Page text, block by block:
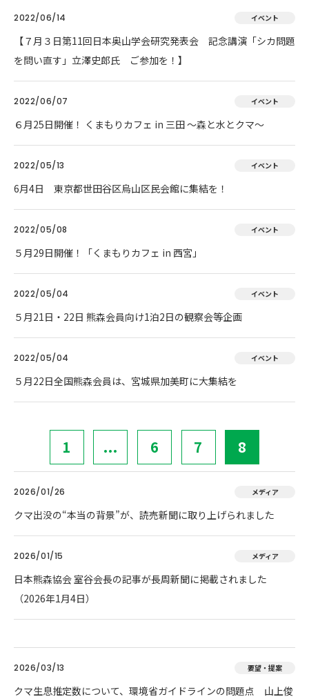
2022/06/14 イベント
【７月３日第11回日本奥山学会研究発表会 記念講演「シカ問題
を問い直す」立澤史郎氏 ご参加を！】
2022/06/07 イベント
６月25日開催！ くまもりカフェ in 三田 ～森と水とクマ～
2022/05/13 イベント
6月4日 東京都世田谷区烏山区民会館に集結を！
2022/05/08 イベント
５月29日開催！「くまもりカフェ in 西宮」
2022/05/04 イベント
５月21日・22日 熊森会員向け1泊2日の観察会等企画
2022/05/04 イベント
５月22日全国熊森会員は、宮城県加美町に大集結を
1 ... 6 7 8
2026/01/26 メディア
クマ出没の“本当の背景”が、読売新聞に取り上げられました
2026/01/15 メディア
日本熊森協会 室谷会長の記事が長周新聞に掲載されました
（2026年1月4日）
2026/03/13 要望・提案
クマ生息推定数について、環境省ガイドラインの問題点 山上俊